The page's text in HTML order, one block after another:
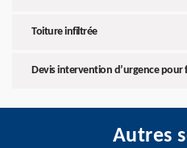
Toiture infiltrée
Devis intervention d’urgence pour
Autres